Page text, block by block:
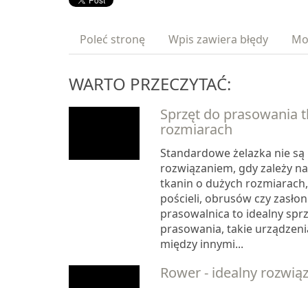
Poleć stronę Wpis zawiera błędy
WARTO PRZECZYTAĆ:
Sprzęt do prasowania
rozmiarach
Standardowe żelazka nie
rozwiązaniem, gdy zależy
tkanin o dużych
pościeli, obrusów czy
prasowalnica to idealny
prasowania, takie
między innymi...
Rower - idealny